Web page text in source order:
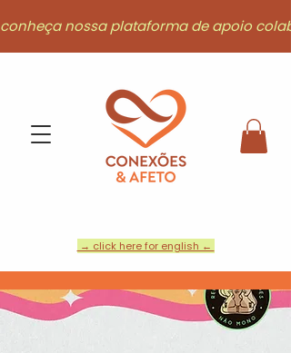
conheça nossa plataforma de apoio
→ click here for english ←